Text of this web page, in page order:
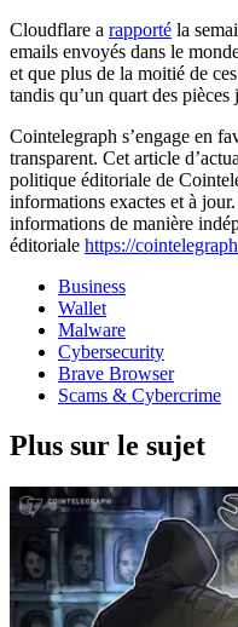
Cloudflare a rapporté la
emails envoyés dans le
et que plus de la moitié de
tandis qu’un quart des
Cointelegraph s’engage en
transparent. Cet article
politique éditoriale de
informations exactes et à
informations de manière
éditoriale https://
Business
Wallet
Malware
Cybersecurity
Brave Browser
Scams & Cybercrime
Plus sur le sujet